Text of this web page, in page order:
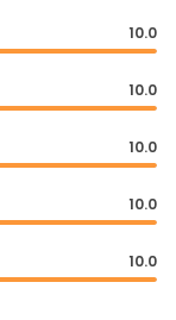
10.0
10.0
10.0
10.0
10.0